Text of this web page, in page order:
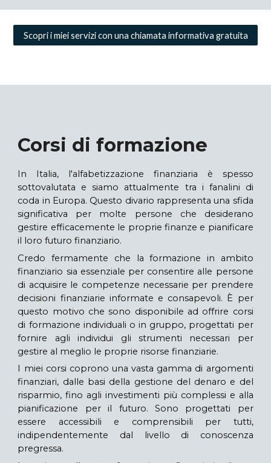
Scopri i miei servizi con una chiamata informativa gratuita
Corsi di formazione
In Italia, l'alfabetizzazione finanziaria è spesso
sottovalutata e siamo attualmente tra i fanalini di
coda in Europa. Questo divario rappresenta una sfida
significativa per molte persone che desiderano
gestire efficacemente le proprie finanze e pianificare
il loro futuro finanziario.
Credo fermamente che la formazione in ambito
finanziario sia essenziale per consentire alle persone
di acquisire le competenze necessarie per prendere
decisioni finanziarie informate e consapevoli. È per
questo motivo che sono disponibile ad offrire corsi
di formazione individuali o in gruppo, progettati per
fornire agli individui gli strumenti necessari per
gestire al meglio le proprie risorse finanziarie.
I miei corsi coprono una vasta gamma di argomenti
finanziari, dalle basi della gestione del denaro e del
risparmio, fino agli investimenti più complessi e alla
pianificazione per il futuro. Sono progettati per
essere accessibili e comprensibili per tutti,
indipendentemente dal livello di conoscenza
pregressa.